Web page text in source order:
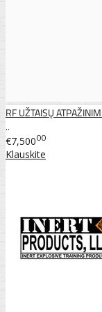
RF UŽTAISŲ
..
€7,50000
Klauskite